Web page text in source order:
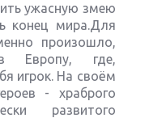
ужасную змею
конец мира.Для
произошло,
в Европу, где,
игрок. На своём
- храброго
развитого